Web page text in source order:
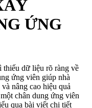
ỨNG
thiếu dữ liệu rõ ràng về
ứng viên giúp nhà
nâng cao hiệu quả
chân dung ứng viên
qua bài viết chi tiết